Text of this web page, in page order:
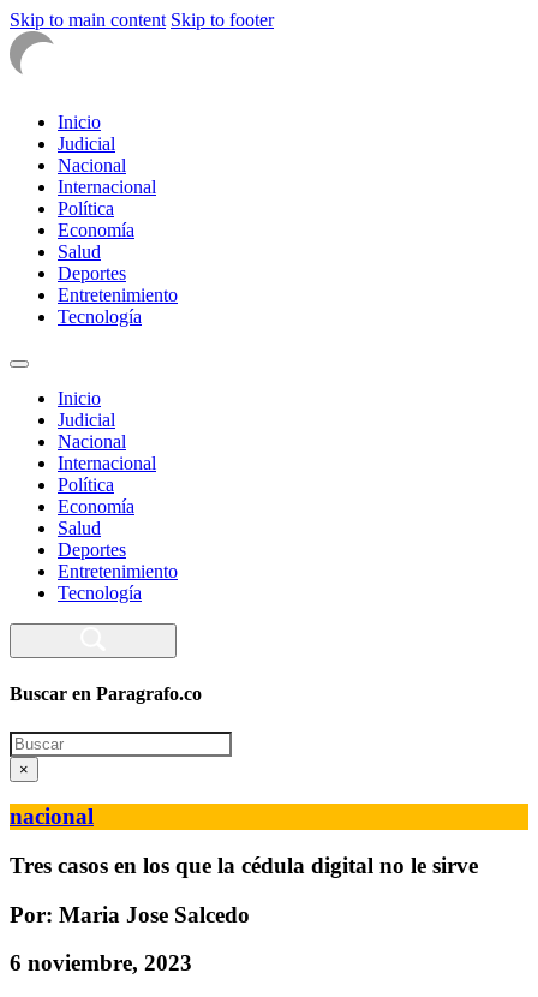
Skip to main content Skip to footer
Inicio
Judicial
Nacional
Internacional
Política
Economía
Salud
Deportes
Entretenimiento
Tecnología
Inicio
Judicial
Nacional
Internacional
Política
Economía
Salud
Deportes
Entretenimiento
Tecnología
Buscar en Paragrafo.co
Search
×
nacional
Tres casos en los que la cédula digital no le sirve
Por: Maria Jose Salcedo
6 noviembre, 2023